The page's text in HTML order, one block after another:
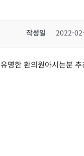
작성일 2022-
명한 환의원아시는분